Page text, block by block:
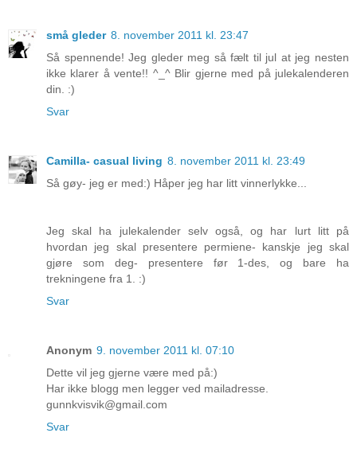
små gleder 8. november 2011 kl. 23:47
Så spennende! Jeg gleder meg så fælt til jul at jeg nesten
ikke klarer å vente!! ^_^ Blir gjerne med på julekalenderen
din. :)
Svar
Camilla- casual living 8. november 2011 kl. 23:49
Så gøy- jeg er med:) Håper jeg har litt vinnerlykke...
Jeg skal ha julekalender selv også, og har lurt litt på
hvordan jeg skal presentere permiene- kanskje jeg skal
gjøre som deg- presentere før 1-des, og bare ha
trekningene fra 1. :)
Svar
Anonym 9. november 2011 kl. 07:10
Dette vil jeg gjerne være med på:)
Har ikke blogg men legger ved mailadresse.
gunnkvisvik@gmail.com
Svar